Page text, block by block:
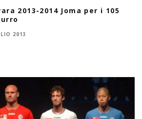
2013-2014 Joma per i 105
2013